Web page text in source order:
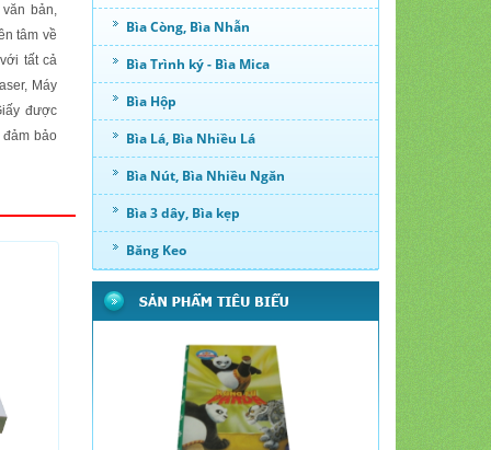
bản,
tâm về
tất cả
Máy
được
bảo
Bìa Còng, Bìa Nhẫn
Bìa Trình ký - Bìa Mica
Bìa Hộp
Bìa Lá, Bìa Nhiều Lá
Bìa Nút, Bìa Nhiều Ngăn
Bìa 3 dây, Bìa kẹp
Băng Keo